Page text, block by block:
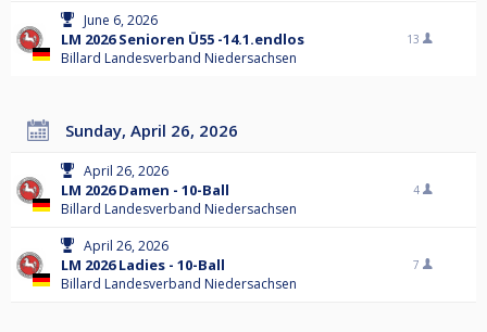
June 6, 2026
LM 2026 Senioren Ü55 -14.1.endlos
Billard Landesverband Niedersachsen
13
Sunday, April 26, 2026
April 26, 2026
LM 2026 Damen - 10-Ball
Billard Landesverband Niedersachsen
4
April 26, 2026
LM 2026 Ladies - 10-Ball
Billard Landesverband Niedersachsen
7